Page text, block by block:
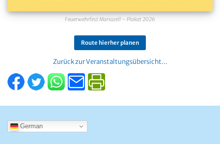
Feuerwehrfest Mariazell – Plakat 2026
Route hierher planen
Zurück zur Veranstaltungsübersicht...
German